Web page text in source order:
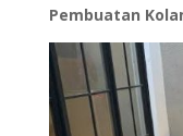
Pembuatan